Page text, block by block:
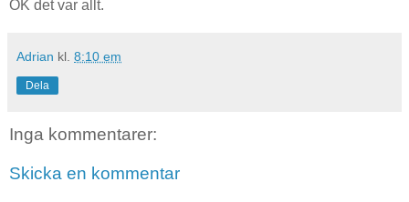
OK det var allt.
Adrian kl. 8:10 em
Dela
Inga kommentarer:
Skicka en kommentar